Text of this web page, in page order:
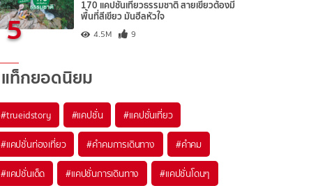
5
170 แคปชั่นเที่ยวธรรมชาติ สายเขียวต้องมี
พื้นที่สีเขียว มันฮีลหัวใจ
4.5M 9
แท็กยอดนิยม
#trueidstory #แคปชั่น #แคปชั่นเที่ยว
#แคปชั่นท่องเที่ยว #คำคมการเดินทาง #คำคม
#แคปชั่นเด็ด #แคปชั่นการเดินทาง #แคปชั่นโดนๆ